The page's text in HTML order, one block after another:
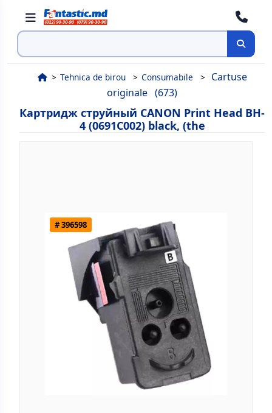
Поиск
Tehnica de birou Consumabile
Cartuse
originale (673)
Картридж струйный CANON Print Head BH-
4 (0691C002) black, (the
# 396598